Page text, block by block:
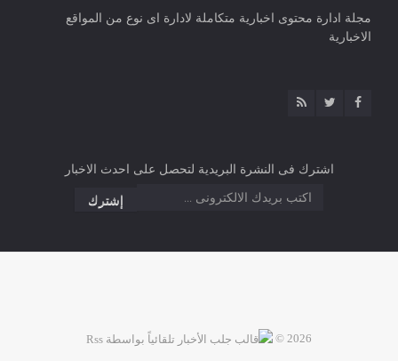
مجلة ادارة محتوى اخبارية متكاملة لادارة اى نوع من المواقع
الاخبارية
اشترك فى النشرة البريدية لتحصل على احدث الاخبار
2026 ©